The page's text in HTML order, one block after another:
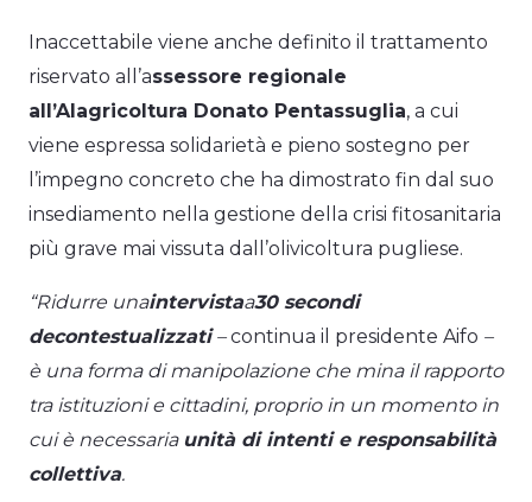
Inaccettabile viene anche definito il trattamento
riservato all’assessore regionale
all’Alagricoltura Donato Pentassuglia, a cui
viene espressa solidarietà e pieno sostegno per
l’impegno concreto che ha dimostrato fin dal suo
insediamento nella gestione della crisi fitosanitaria
più grave mai vissuta dall’olivicoltura pugliese.
“Ridurre unaintervistaa30 secondi
decontestualizzati–continua il presidente Aifo –
è una forma di manipolazione che mina il rapporto
tra istituzioni e cittadini, proprio in un momento in
cui è necessaria unità di intenti e responsabilità
collettiva.